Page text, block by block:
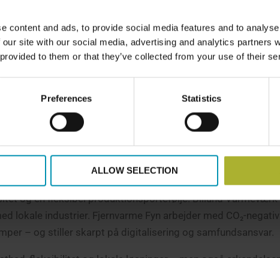
content and ads, to provide social media features and to
site with our social media, advertising and analytics partners
to them or that they’ve collected from your use of their
Preferences Statistics
ALLOW SELECTION
rolle blev fremhævet af Frank Rosager som en del af et
i takt med, at fossil energi udfases og ETS2
satte fokus på nødvendigheden af infrastruktur,
industri og tung transport. Samtidig er brint ikke løsningen
understregede flere deltagere.
og nye roller
mangfoldighed i praksis:
og en fleksibel produktionsportefølje. Billund Varmeværk
lokale industrier. Fjernvarme Fyn arbejder med CO₂-negativ
– og stiller skarpt på digitalisering og samfundsansvar.